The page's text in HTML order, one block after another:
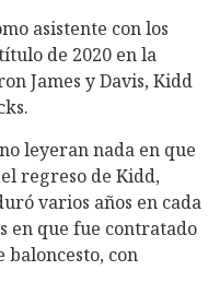
asistente con los
de 2020 en la
James y Davis, Kidd
leyeran nada en que
regreso de Kidd,
varios años en cada
en que fue contratado
con